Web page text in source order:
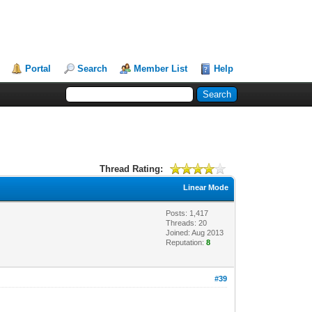
Portal Search Member List Help
Thread Rating:
Linear Mode
Posts: 1,417
Threads: 20
Joined: Aug 2013
Reputation:8
#39